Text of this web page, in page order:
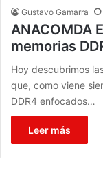
Gustavo Gamarra
ANACOMDA
memorias
Hoy descubrimos
que, como viene
DDR4 enfocados…
Leer más